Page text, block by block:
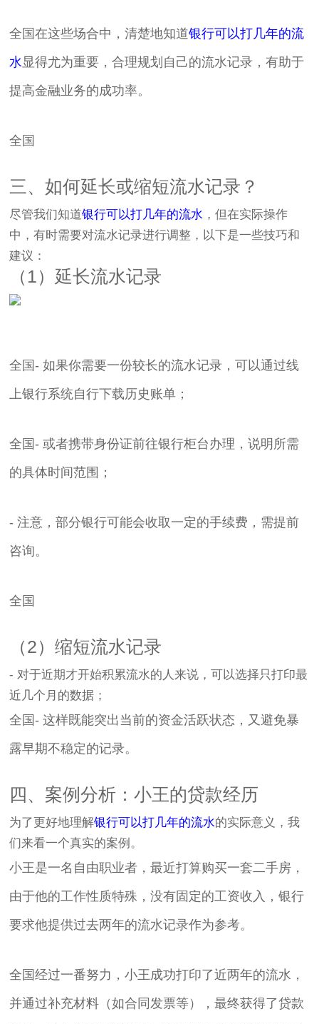
全国在这些场合中，清楚地知道银行可以打几年的流
水显得尤为重要，合理规划自己的流水记录，有助于
提高金融业务的成功率。
全国
三、如何延长或缩短流水记录？
尽管我们知道银行可以打几年的流水 ，但在实际操作
中，有时需要对流水记录进行调整，以下是一些技巧和
建议：
（1）延长流水记录
全国- 如果你需要一份较长的流水记录，可以通过线
上银行系统自行下载历史账单；
全国- 或者携带身份证前往银行柜台办理，说明所需
的具体时间范围；
- 注意，部分银行可能会收取一定的手续费，需提前
咨询。
全国
（2）缩短流水记录
- 对于近期才开始积累流水的人来说，可以选择只打印最
近几个月的数据；
全国- 这样既能突出当前的资金活跃状态，又避免暴
露早期不稳定的记录。
四、案例分析：小王的贷款经历
为了更好地理解银行可以打几年的流水的实际意义，我
们来看一个真实的案例。
小王是一名自由职业者，最近打算购买一套二手房，
由于他的工作性质特殊，没有固定的工资收入，银行
要求他提供过去两年的流水记录作为参考。
全国经过一番努力，小王成功打印了近两年的流水，
并通过补充材料（如合同发票等），最终获得了贷款